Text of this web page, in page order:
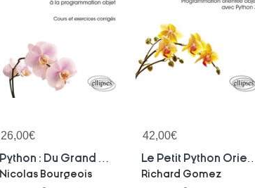
26,00€
Nicolas Bourgeois
42,00€
Richard Gomez